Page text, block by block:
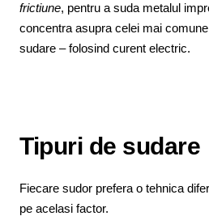
frictiune, pentru a suda metalul
concentra asupra celei mai
sudare – folosind curent electric.
Tipuri de sudare
Fiecare sudor prefera o tehnica
pe acelasi factor.